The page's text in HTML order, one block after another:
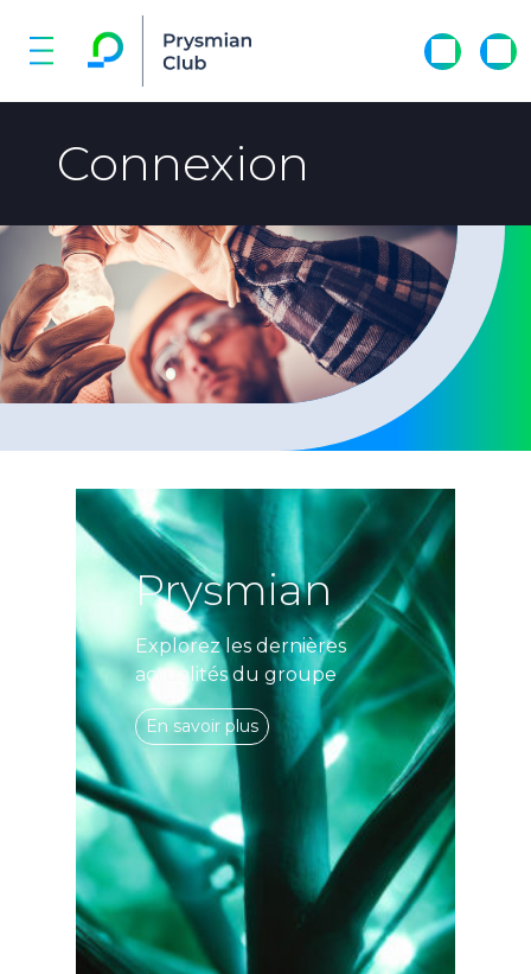
Connexion
Prysmian
Explorez les dernières
actualités du groupe
En savoir plus